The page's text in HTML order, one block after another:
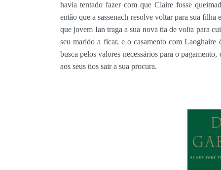
havia tentado fazer com que Claire fosse
então que a sassenach resolve voltar para sua
que jovem Ian traga a sua nova tia de volta para
seu marido a ficar, e o casamento com
busca pelos valores necessários para o
aos seus tios sair a sua procura.